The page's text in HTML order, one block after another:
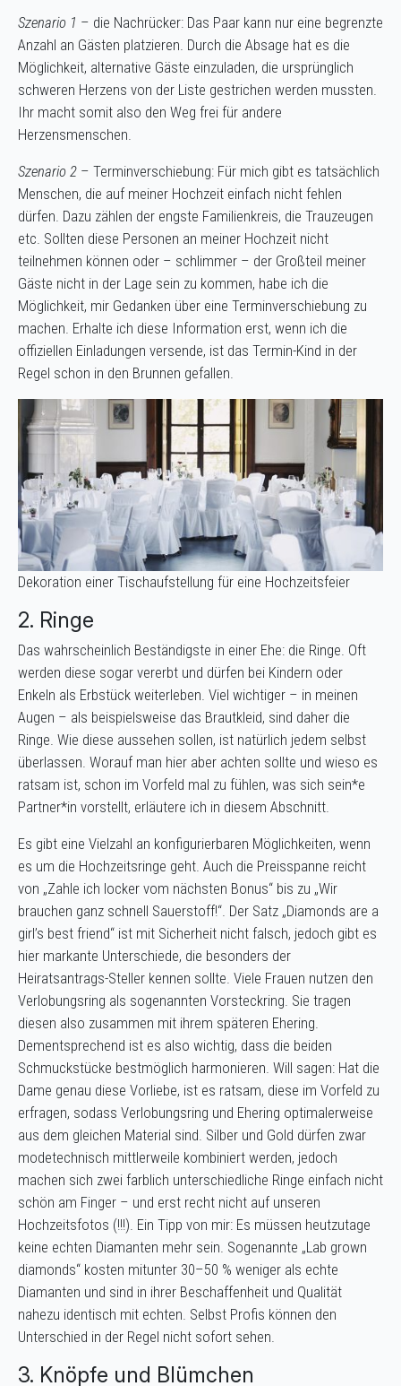
Szenario 1 – die Nachrücker: Das Paar kann nur eine begrenzte
Anzahl an Gästen platzieren. Durch die Absage hat es die
Möglichkeit, alternative Gäste einzuladen, die ursprünglich
schweren Herzens von der Liste gestrichen werden mussten.
Ihr macht somit also den Weg frei für andere
Herzensmenschen.
Szenario 2 – Terminverschiebung: Für mich gibt es tatsächlich
Menschen, die auf meiner Hochzeit einfach nicht fehlen
dürfen. Dazu zählen der engste Familienkreis, die Trauzeugen
etc. Sollten diese Personen an meiner Hochzeit nicht
teilnehmen können oder – schlimmer – der Großteil meiner
Gäste nicht in der Lage sein zu kommen, habe ich die
Möglichkeit, mir Gedanken über eine Terminverschiebung zu
machen. Erhalte ich diese Information erst, wenn ich die
offiziellen Einladungen versende, ist das Termin-Kind in der
Regel schon in den Brunnen gefallen.
Dekoration einer Tischaufstellung für eine Hochzeitsfeier
2. Ringe
Das wahrscheinlich Beständigste in einer Ehe: die Ringe. Oft
werden diese sogar vererbt und dürfen bei Kindern oder
Enkeln als Erbstück weiterleben. Viel wichtiger – in meinen
Augen – als beispielsweise das Brautkleid, sind daher die
Ringe. Wie diese aussehen sollen, ist natürlich jedem selbst
überlassen. Worauf man hier aber achten sollte und wieso es
ratsam ist, schon im Vorfeld mal zu fühlen, was sich sein*e
Partner*in vorstellt, erläutere ich in diesem Abschnitt.
Es gibt eine Vielzahl an konfigurierbaren Möglichkeiten, wenn
es um die Hochzeitsringe geht. Auch die Preisspanne reicht
von „Zahle ich locker vom nächsten Bonus“ bis zu „Wir
brauchen ganz schnell Sauerstoff!“. Der Satz „Diamonds are a
girl’s best friend“ ist mit Sicherheit nicht falsch, jedoch gibt es
hier markante Unterschiede, die besonders der
Heiratsantrags-Steller kennen sollte. Viele Frauen nutzen den
Verlobungsring als sogenannten Vorsteckring. Sie tragen
diesen also zusammen mit ihrem späteren Ehering.
Dementsprechend ist es also wichtig, dass die beiden
Schmuckstücke bestmöglich harmonieren. Will sagen: Hat die
Dame genau diese Vorliebe, ist es ratsam, diese im Vorfeld zu
erfragen, sodass Verlobungsring und Ehering optimalerweise
aus dem gleichen Material sind. Silber und Gold dürfen zwar
modetechnisch mittlerweile kombiniert werden, jedoch
machen sich zwei farblich unterschiedliche Ringe einfach nicht
schön am Finger – und erst recht nicht auf unseren
Hochzeitsfotos (!!!). Ein Tipp von mir: Es müssen heutzutage
keine echten Diamanten mehr sein. Sogenannte „Lab grown
diamonds“ kosten mitunter 30–50 % weniger als echte
Diamanten und sind in ihrer Beschaffenheit und Qualität
nahezu identisch mit echten. Selbst Profis können den
Unterschied in der Regel nicht sofort sehen.
3. Knöpfe und Blümchen